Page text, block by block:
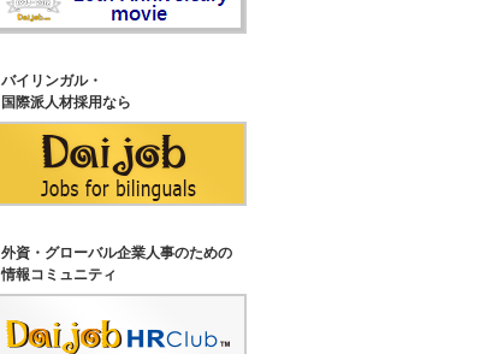
バイリンガル・
国際派人材採用なら
外資・グローバル企業人事のための
情報コミュニティ